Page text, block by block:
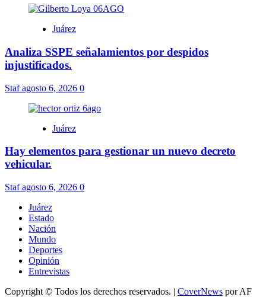
Juárez
Analiza SSPE señalamientos por despidos
injustificados.
Stafagosto 6, 2026 0
Juárez
Hay elementos para gestionar un nuevo decreto
vehicular.
Stafagosto 6, 2026 0
Juárez
Estado
Nación
Mundo
Deportes
Opinión
Entrevistas
Copyright © Todos los derechos reservados. | CoverNews por AF